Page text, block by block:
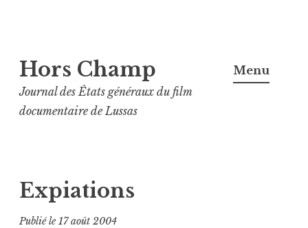
au
contenu
principal
Hors Champ
Journal des États généraux du film
documentaire de Lussas
Menu
Expiations
Publié le17 août 2004